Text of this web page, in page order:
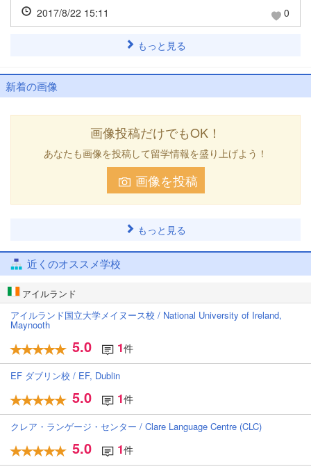
2017/8/22 15:11
0
もっと見る
新着の画像
画像投稿だけでもOK！
あなたも画像を投稿して留学情報を盛り上げよう！
画像を投稿
もっと見る
近くのオススメ学校
アイルランド
アイルランド国立大学メイヌース校 / National University of Ireland,
Maynooth
5.0 1件
EF ダブリン校 / EF, Dublin
5.0 1件
クレア・ランゲージ・センター / Clare Language Centre (CLC)
5.0 1件